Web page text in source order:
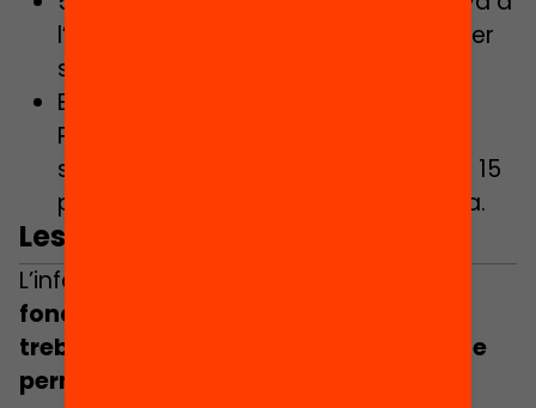
l’última edició de PIRLS (2021), molt per
sota de la mitjana europea (528).
En les dues edicions de l’informe
PIRLS on ha participat Catalunya
sempre ha tret uns resultats més de 15
punts inferiors de la mitjana europea.
Les propostes
L’informe planteja
fonamentades en l’evidència i
treballades amb docents i experts que
permetrien, amb compromís polític i